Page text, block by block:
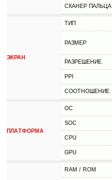
СКАНЕР ПАЛЬЦА
ЭКРАН
ТИП
РАЗМЕР
РАЗРЕШЕНИЕ
PPI
СООТНОШЕНИЕ
ПЛАТФОРМА
ОС
SOC
CPU
GPU
RAM / ROM